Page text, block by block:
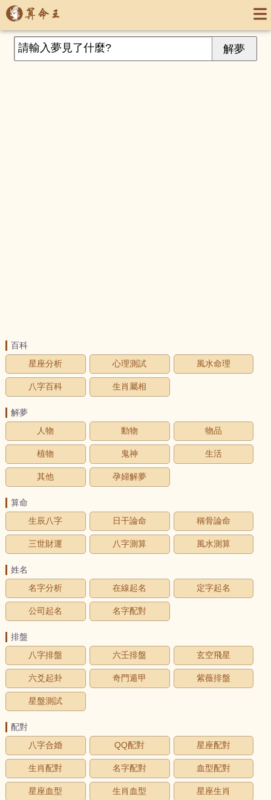
百科
星座分析
心理測試 風水命理
八字百科 生肖屬相
解夢
人物
動物 物品
植物 鬼神 生活
其他 孕婦解夢
算命
生辰八字
日干論命 稱骨論命
三世財運 八字測算 風水測算
姓名
名字分析
在線起名 定字起名
公司起名 名字配對
排盤
八字排盤
六壬排盤 玄空飛星
六爻起卦 奇門遁甲 紫薇排盤
星盤測試
配對
八字合婚
QQ配對 星座配對
生肖配對 名字配對 血型配對
星座血型 生肖血型 星座生肖